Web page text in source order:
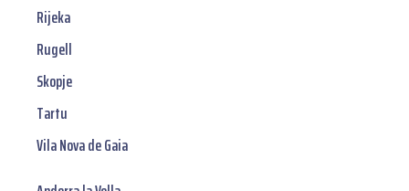
Rijeka
Rugell
Skopje
Tartu
Vila Nova de Gaia